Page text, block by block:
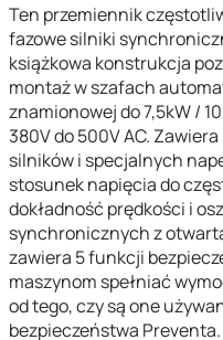
Ten przemiennik
fazowe silniki
książkowa konstrukcja
montaż w szafach
znamionowej do 7,5kW /
380V do 500V AC.
silników i specjalnych
stosunek napięcia do
dokładność prędkości i
synchronicznych z
zawiera 5 funkcji
maszynom spełniać
od tego, czy są one
bezpieczeństwa